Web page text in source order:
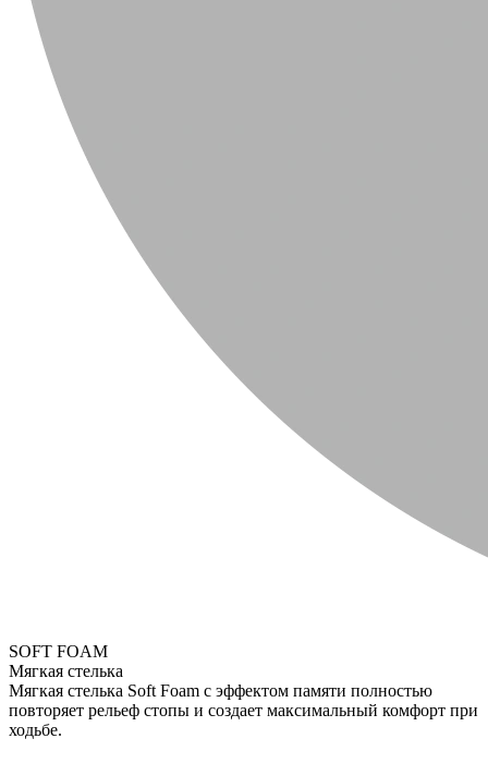
SOFT FOAM
Мягкая стелька
Мягкая стелька Soft Foam с эффектом памяти полностью
повторяет рельеф стопы и создает максимальный комфорт при
ходьбе.